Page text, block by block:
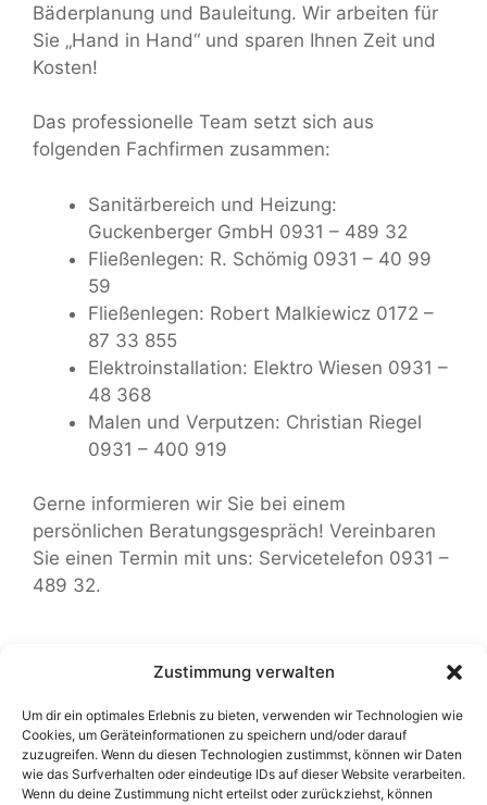
Zustimmung verwalten
Um dir ein optimales Erlebnis zu bieten, verwenden wir Technologien wie
Cookies, um Geräteinformationen zu speichern und/oder darauf
zuzugreifen. Wenn du diesen Technologien zustimmst, können wir Daten
wie das Surfverhalten oder eindeutige IDs auf dieser Website verarbeiten.
Wenn du deine Zustimmung nicht erteilst oder zurückziehst, können
Bäderplanung und Bauleitung. Wir arbeiten für
Sie „Hand in Hand“ und sparen Ihnen Zeit und
Kosten!
Das professionelle Team setzt sich aus
folgenden Fachfirmen zusammen:
Sanitärbereich und Heizung:
Guckenberger GmbH 0931 – 489 32
Fließenlegen: R. Schömig 0931 – 40 99
59
Fließenlegen: Robert Malkiewicz 0172 –
87 33 855
Elektroinstallation: Elektro Wiesen 0931 –
48 368
Malen und Verputzen: Christian Riegel
0931 – 400 919
Gerne informieren wir Sie bei einem
persönlichen Beratungsgespräch! Vereinbaren
Sie einen Termin mit uns: Servicetelefon 0931 –
489 32.
Startseite & Unternehmen Bad
Kontakt
Guckenberger © 2026